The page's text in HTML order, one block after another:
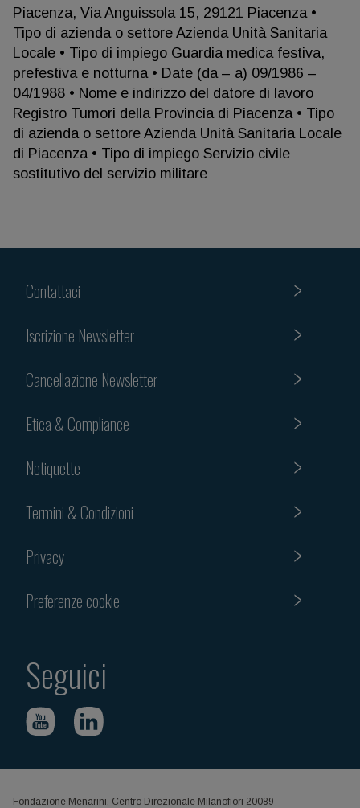
Piacenza, Via Anguissola 15, 29121 Piacenza •
Tipo di azienda o settore Azienda Unità Sanitaria
Locale • Tipo di impiego Guardia medica festiva,
prefestiva e notturna • Date (da – a) 09/1986 –
04/1988 • Nome e indirizzo del datore di lavoro
Registro Tumori della Provincia di Piacenza • Tipo
di azienda o settore Azienda Unità Sanitaria Locale
di Piacenza • Tipo di impiego Servizio civile
sostitutivo del servizio militare
Contattaci
Iscrizione Newsletter
Cancellazione Newsletter
Etica & Compliance
Netiquette
Termini & Condizioni
Privacy
Preferenze cookie
Seguici
Fondazione Menarini, Centro Direzionale Milanofiori 20089